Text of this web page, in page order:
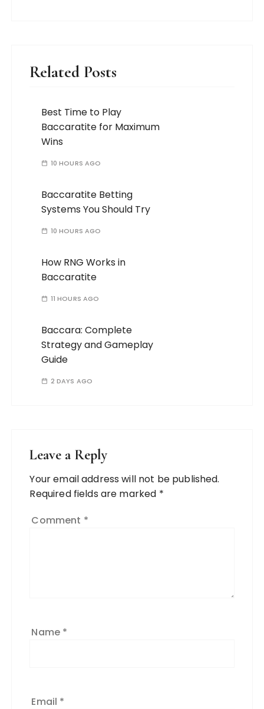
Related Posts
Best Time to Play
Baccaratite for Maximum
Wins
10 HOURS AGO
Baccaratite Betting
Systems You Should Try
10 HOURS AGO
How RNG Works in
Baccaratite
11 HOURS AGO
Baccara: Complete
Strategy and Gameplay
Guide
2 DAYS AGO
Leave a Reply
Your email address will not be published.
Required fields are marked *
Comment *
Name *
Email *